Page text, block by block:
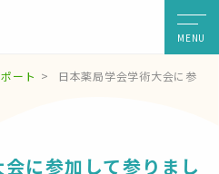
MENU
ート
日本薬局学会学術大会に参
に参加して参りまし